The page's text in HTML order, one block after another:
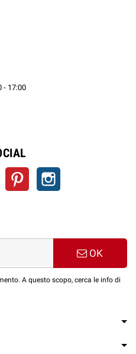
- 17:00
Google+ Pinterest
OK
A questo scopo, cerca le info di